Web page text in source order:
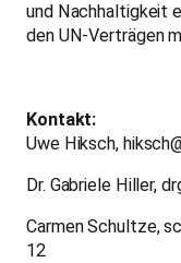
und Nachhaltigkeit
den UN-Verträgen
Kontakt:
Uwe Hiksch,
Dr. Gabriele Hiller,
Carmen Schultze,
12